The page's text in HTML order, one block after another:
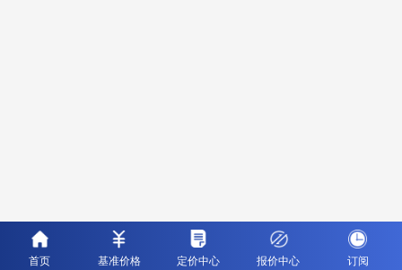
首页 基准价格 定价中心 报价中心 订阅